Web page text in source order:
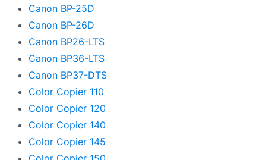
Canon BP-25D
Canon BP-26D
Canon BP26-LTS
Canon BP36-LTS
Canon BP37-DTS
Color Copier 110
Color Copier 120
Color Copier 140
Color Copier 145